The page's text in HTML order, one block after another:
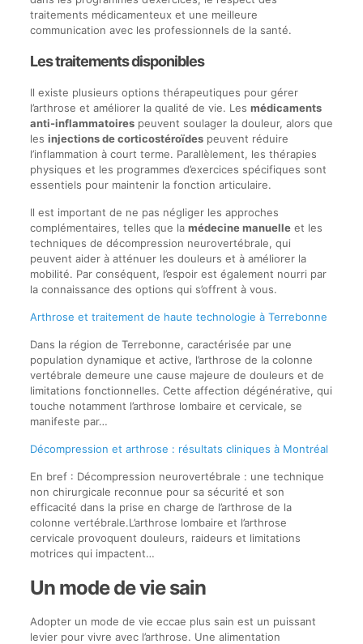
traitements médicamenteux et une meilleure
communication avec les professionnels de la santé.
Les traitements disponibles
Il existe plusieurs options thérapeutiques pour gérer
l’arthrose et améliorer la qualité de vie. Les médicaments
anti-inflammatoirespeuvent soulager la douleur, alors que
les injections de corticostéroïdespeuvent réduire
l’inflammation à court terme. Parallèlement, les thérapies
physiques et les programmes d’exercices spécifiques sont
essentiels pour maintenir la fonction articulaire.
Il est important de ne pas négliger les approches
complémentaires, telles que la médecine manuelleet les
techniques de décompression neurovertébrale, qui
peuvent aider à atténuer les douleurs et à améliorer la
mobilité. Par conséquent, l’espoir est également nourri par
la connaissance des options qui s’offrent à vous.
Arthrose et traitement de haute technologie à Terrebonne
Dans la région de Terrebonne, caractérisée par une
population dynamique et active, l’arthrose de la colonne
vertébrale demeure une cause majeure de douleurs et de
limitations fonctionnelles. Cette affection dégénérative, qui
touche notamment l’arthrose lombaire et cervicale, se
manifeste par…
Décompression et arthrose : résultats cliniques à Montréal
En bref : Décompression neurovertébrale : une technique
non chirurgicale reconnue pour sa sécurité et son
efficacité dans la prise en charge de l’arthrose de la
colonne vertébrale.L’arthrose lombaire et l’arthrose
cervicale provoquent douleurs, raideurs et limitations
motrices qui impactent…
Un mode de vie sain
Adopter un mode de vie eccae plus sain est un puissant
levier pour vivre avec l’arthrose. Une alimentation